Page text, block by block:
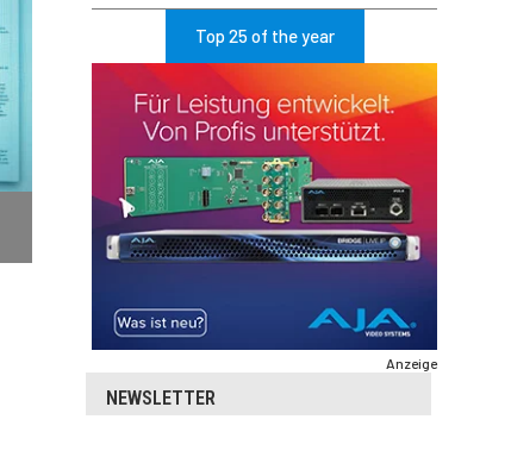
Top 25 of the year
Anzeige
NEWSLETTER